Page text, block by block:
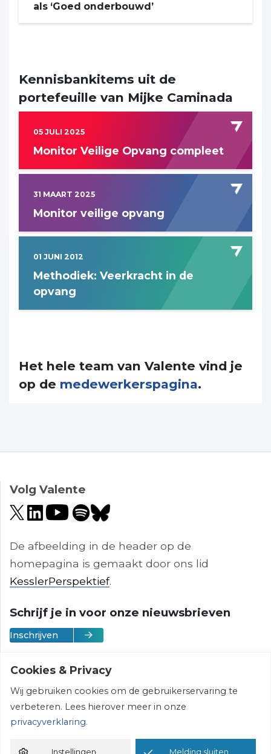
als ‘Goed onderbouwd’
Kennisbankitems uit de
portefeuille van Mijke Caminada
05 JULI 2025
Monitor Veilige Opvang compleet
31 MAART 2025
Monitor veilige opvang
01 JUNI 2012
Methodiek: Veerkracht in de
opvang
Het hele team van Valente vind je
op de medewerkerspagina.
Volg Valente
De afbeelding in de header op de
homepagina is gemaakt door ons lid
KesslerPerspektief.
Schrijf je in voor onze nieuwsbrieven
Inschrijven
Vereniging Valente | © 2026 | All rights
Cookies & Privacy
Wij gebruiken cookies om de gebruikerservaring te
verbeteren. Lees hierover meer in onze
privacyverklaring.
Melding sluiten
Instellingen